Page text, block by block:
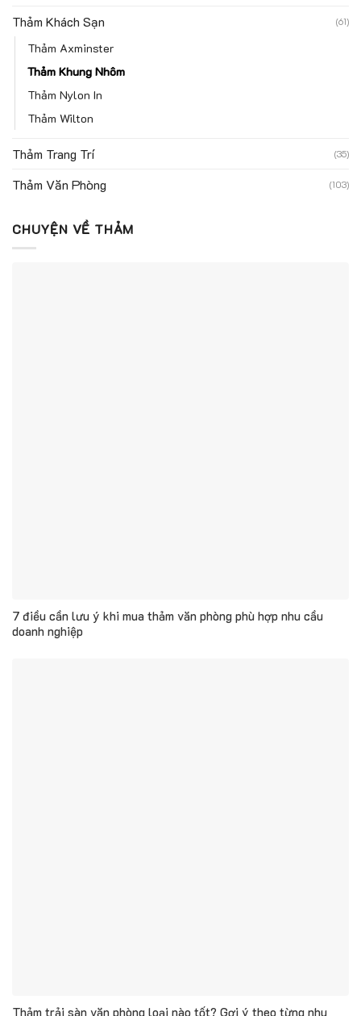
Thảm Khách Sạn (61)
Thảm Axminster
Thảm Khung Nhôm
Thảm Nylon In
Thảm Wilton
Thảm Trang Trí (35)
Thảm Văn Phòng (103)
CHUYỆN VỀ THẢM
7 điều cần lưu ý khi mua thảm văn phòng phù hợp nhu cầu
doanh nghiệp
Thảm trải sàn văn phòng loại nào tốt? Gợi ý theo từng nhu